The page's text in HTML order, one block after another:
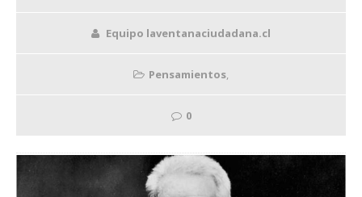
Equipo laventanaciudadana.cl
Pensamientos,
0